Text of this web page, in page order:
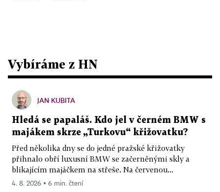
Vybíráme z HN
JAN KUBITA
Hledá se papaláš. Kdo jel v černém BMW s
majákem skrze „Turkovu“ křižovatku?
Před několika dny se do jedné pražské křižovatky
přihnalo obří luxusní BMW se začerněnými skly a
blikajícím majáčkem na střeše. Na červenou...
4. 8. 2026 ▪ 6 min. čtení